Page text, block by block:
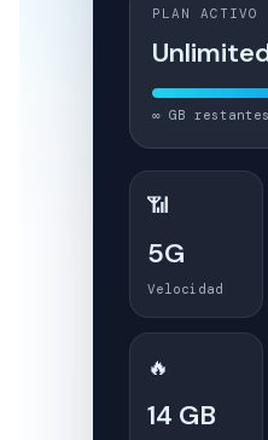
PLAN ACTIVO
∞ GB
📶
5G
Velocidad
🔥
14 GB